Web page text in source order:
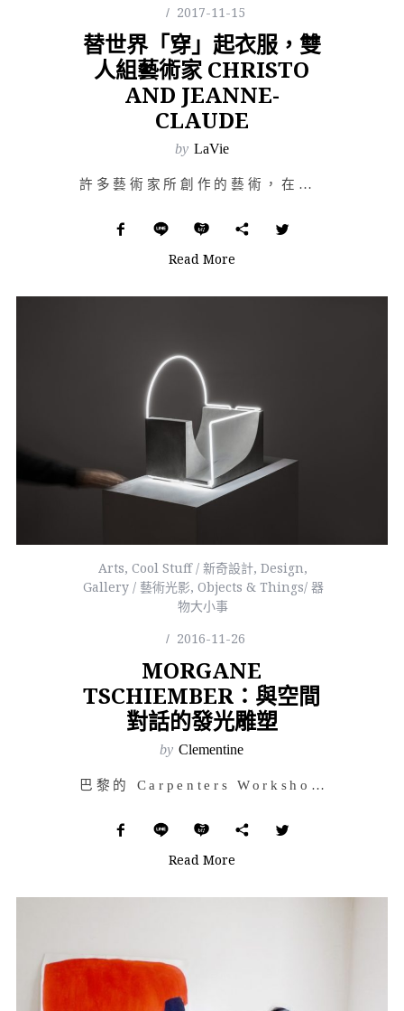
2017-11-15
替世界「穿」起衣服，雙
人組藝術家 CHRISTO
AND JEANNE-
CLAUDE
by LaVie
許多藝術家所創作的藝術，在一般大眾眼中往往看來不那麼容易理解；而藝術的呈現方式千萬種，除了人們熟悉的…
Read More
Arts,Cool Stuff / 新奇設計,Design,
Gallery / 藝術光影, Objects & Things/ 器
物大小事
2016-11-26
MORGANE
TSCHIEMBER：與空間
對話的發光雕塑
by Clementine
巴黎的 Carpenters Workshop Gallery 於日前舉辦的《Art Light》展…
Read More